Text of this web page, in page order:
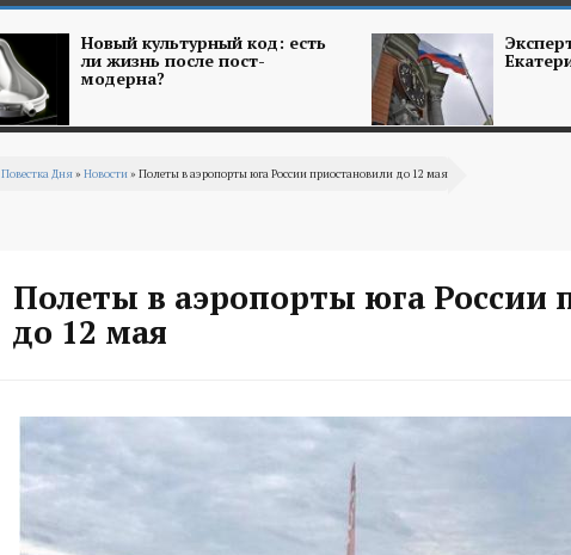
Новый культурный код: есть
ли жизнь после пост-
модерна?
Повестка Дня» Новости» Полеты в аэропорты юга России приостановили до 12 мая
Полеты в аэропорты юга России
до 12 мая